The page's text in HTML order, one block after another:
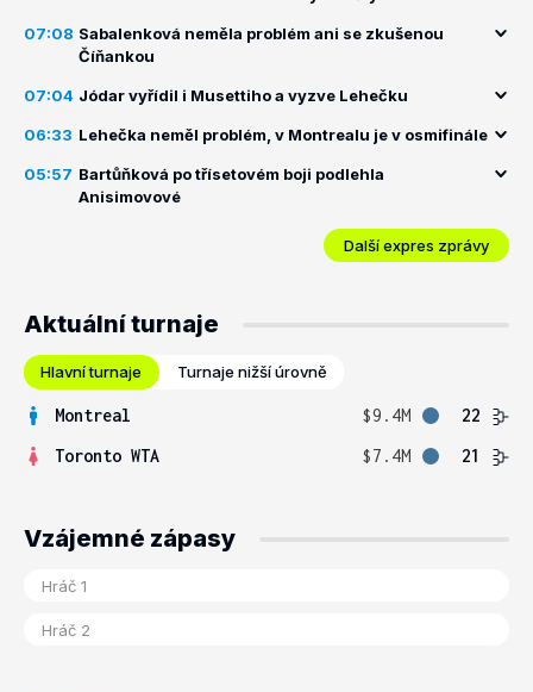
07:08 Sabalenková neměla problém ani se zkušenou
Číňankou
07:04 Jódar vyřídil i Musettiho a vyzve Lehečku
06:33 Lehečka neměl problém, v Montrealu je v osmifinále
05:57 Bartůňková po třísetovém boji podlehla
Anisimovové
Další expres zprávy
Aktuální turnaje
Hlavní turnaje Turnaje nižší úrovně
Montreal $9.4M
22
Toronto WTA
$7.4M 21
Vzájemné zápasy